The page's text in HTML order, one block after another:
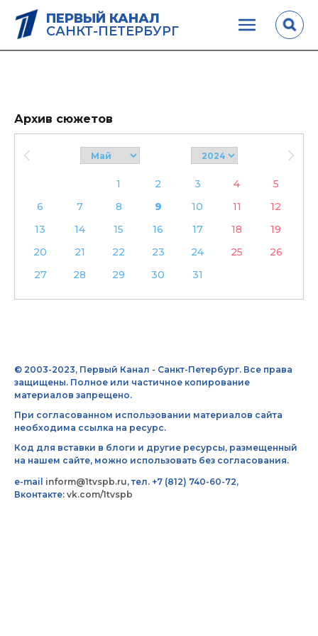
ПЕРВЫЙ КАНАЛ
САНКТ-ПЕТЕРБУРГ
Архив сюжетов
1 2 3 4
5
6
7 8 9 10 11
12
13
14 15 16 17 18
19
20
21 22 23 24 25
26
27
28 29 30 31
© 2003-2023, Первый Канал - Санкт-Петербург. Все права
защищены. Полное или частичное копирование
материалов запрещено.
При согласованном использовании материалов сайта
необходима ссылка на ресурс.
Код для вставки в блоги и другие ресурсы, размещенный
на нашем сайте, можно использовать без согласования.
e-mail inform@1tvspb.ru, тел. +7 (812) 740-60-72,
Вконтакте: vk.com/1tvspb